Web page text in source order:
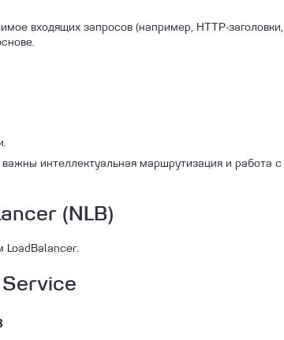
входящих запросов (например, HTTP-заголовки,
интеллектуальная маршрутизация и работа с
(NLB)
LoadBalancer.